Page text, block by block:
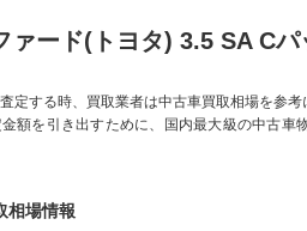
ァード(トヨタ) 3.5 SA C
定する時、買取業者は中古車買取相場を参考
額を引き出すために、国内最大級の中古
相場情報